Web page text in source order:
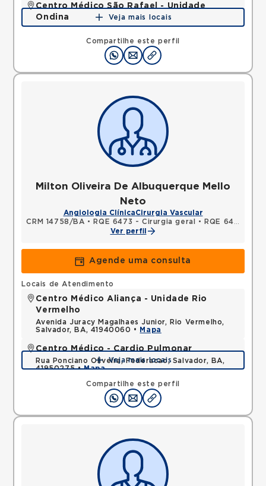
Compartilhe este perfil
Centro Médico São Rafael - Unidade
Ondina
Avenida Milton Santos, Ondina, Salvador, BA,
Mapa
Veja mais locais
Milton Oliveira De Albuquerque Mello
Neto
Angiologia ClínicaCirurgia Vascular
CRM 14758/BA • RQE 6473 - Cirurgia geral •
RQE 6476 - Cirurgia vascular
Ver perfil
Agende uma consulta
Compartilhe este perfil
Locais de Atendimento
Centro Médico Aliança - Unidade Rio
Vermelho
Avenida Juracy Magalhaes Junior, Rio Vermelho,
Salvador, BA, 41940060 •
Mapa
Centro Médico - Cardio Pulmonar
Rua Ponciano Oliveira, Federacao, Salvador, BA,
41950275 •Mapa
Veja mais locais